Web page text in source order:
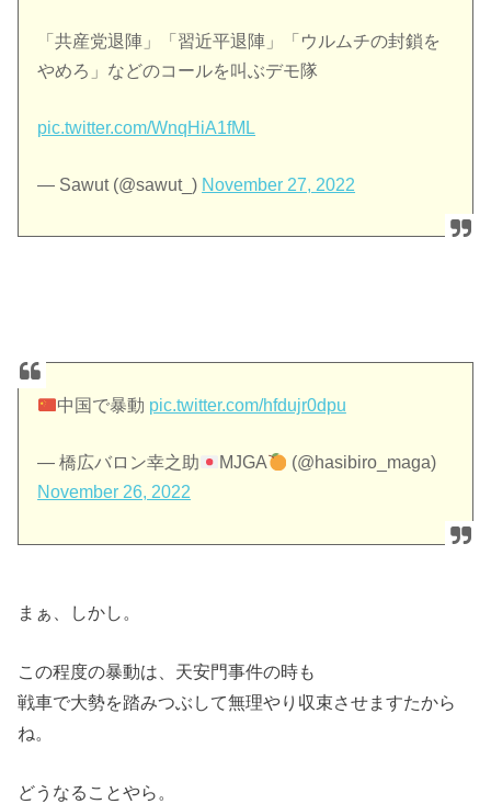
「共産党退陣」「習近平退陣」「ウルムチの封鎖を
やめろ」などのコールを叫ぶデモ隊
pic.twitter.com/WnqHiA1fML
— Sawut (@sawut_) November 27, 2022
中国で暴動 pic.twitter.com/hfdujr0dpu
— 橋広バロン幸之助 MJGA
(@hasibiro_maga)
November 26, 2022
まぁ、しかし。
この程度の暴動は、天安門事件の時も
戦車で大勢を踏みつぶして無理やり収束させますたから
ね。
どうなることやら。